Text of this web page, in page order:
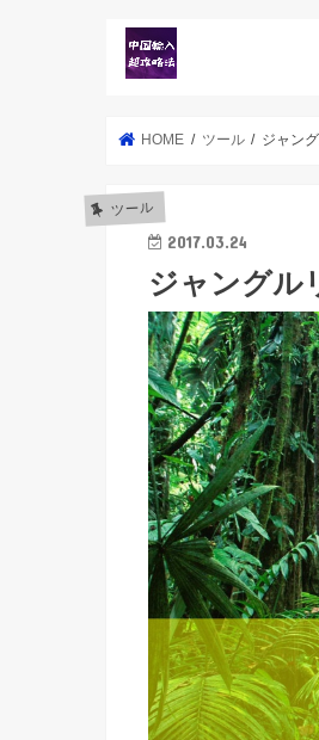
HOME ツール ジャン
ツール
2017.03.24
ジャングル